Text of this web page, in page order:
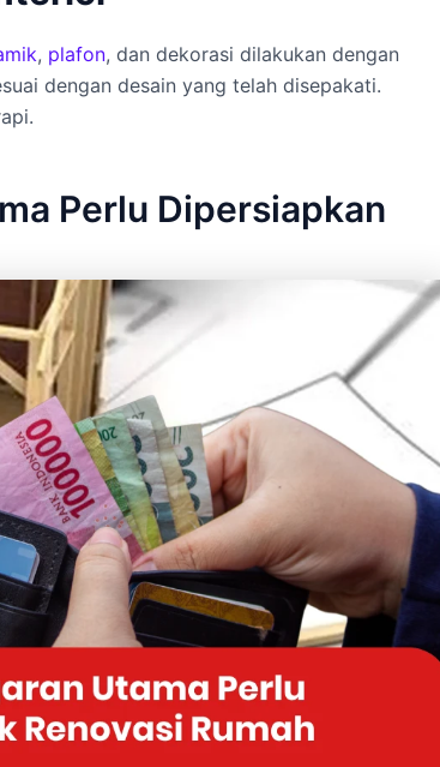
, plafon, dan dekorasi dilakukan dengan
dengan desain yang telah disepakati.
Perlu Dipersiapkan